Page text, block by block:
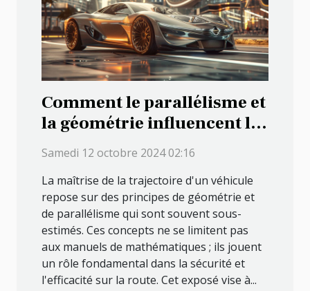
Comment le parallélisme et
la géométrie influencent la
performance de votre
Samedi 12 octobre 2024 02:16
La maîtrise de la trajectoire d'un véhicule
repose sur des principes de géométrie et
de parallélisme qui sont souvent sous-
estimés. Ces concepts ne se limitent pas
aux manuels de mathématiques ; ils jouent
un rôle fondamental dans la sécurité et
l'efficacité sur la route. Cet exposé vise à...